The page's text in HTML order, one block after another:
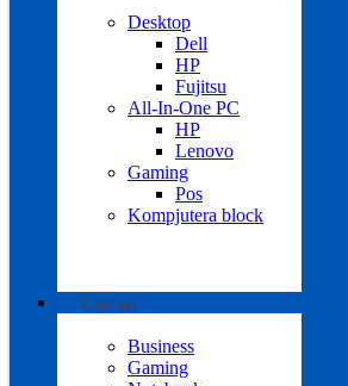
Desktop
Dell
HP
Fujitsu
All-In-One PC
HP
Lenovo
Gaming
Pos
Kompjutera block
Laptope
Business
Gaming